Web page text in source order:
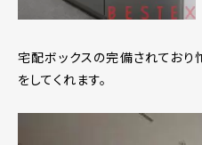
宅配ボックスの完備されており
をしてくれます。